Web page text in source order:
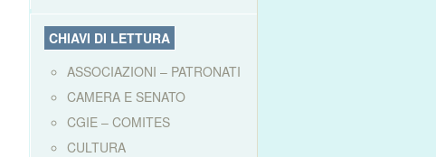
CHIAVI DI LETTURA
ASSOCIAZIONI – PATRONATI
CAMERA E SENATO
CGIE – COMITES
CULTURA